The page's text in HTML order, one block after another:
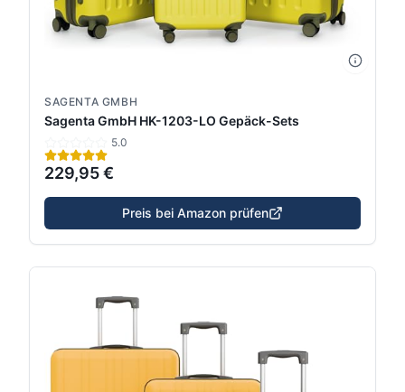
SAGENTA GMBH
Sagenta GmbH HK-1203-LO Gepäck-Sets
5.0
229,95 €
Preis bei Amazon prüfen